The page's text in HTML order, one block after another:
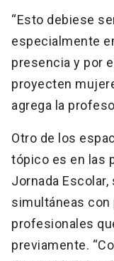
“Esto debiese
especialmente
presencia y por
proyecten
agrega la
Otro de los
tópico es en las
Jornada
simultáneas
profesionales
previamente.